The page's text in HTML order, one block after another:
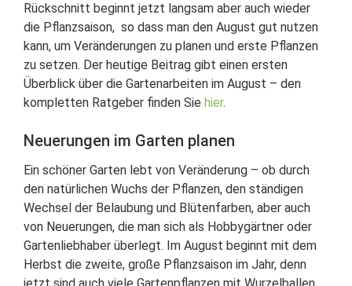
Rückschnitt beginnt jetzt langsam aber auch wieder
die Pflanzsaison, so dass man den August gut nutzen
kann, um Veränderungen zu planen und erste Pflanzen
zu setzen. Der heutige Beitrag gibt einen ersten
Überblick über die Gartenarbeiten im August – den
kompletten Ratgeber finden Sie hier.
Neuerungen im Garten planen
Ein schöner Garten lebt von Veränderung – ob durch
den natürlichen Wuchs der Pflanzen, den ständigen
Wechsel der Belaubung und Blütenfarben, aber auch
von Neuerungen, die man sich als Hobbygärtner oder
Gartenliebhaber überlegt. Im August beginnt mit dem
Herbst die zweite, große Pflanzsaison im Jahr, denn